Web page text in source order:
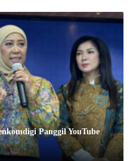
Panggil YouTube